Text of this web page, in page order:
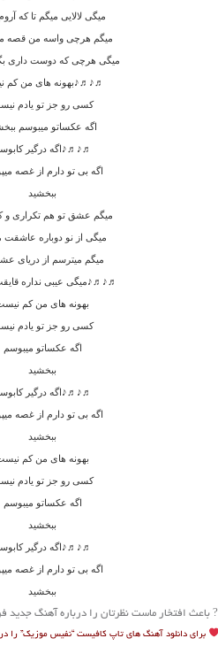
میگی لالایی میگم تا که
میگم هرچی واسه من قصه
میگی هرچی که دوست داری
♬♪♬♪بهونه های من کم
کسی رو جز تو یادم
اگه عکساتو میبوسم
♬♪♬♪اگه درگیر
اگه بی تو دارم از غصه
ببخشید
میگم عشق تو هم تکراری و
میگی از نو دوباره عاشقت
میگم میترسم از دریای
♬♪♬♪میگی عیبی نداره
بهونه های من کم
کسی رو جز تو یادم
اگه عکساتو میبوسم
ببخشید
♬♪♬♪اگه درگیر
اگه بی تو دارم از غصه
ببخشید
بهونه های من کم
کسی رو جز تو یادم
اگه عکساتو میبوسم
ببخشید
♬♪♬♪اگه درگیر
اگه بی تو دارم از غصه
ببخشید
? باعث افتخار ماست نظرتان را درباره آهنگ
برای دانلود آهنگ های تاپ کافیست “نفیس موزیک” را